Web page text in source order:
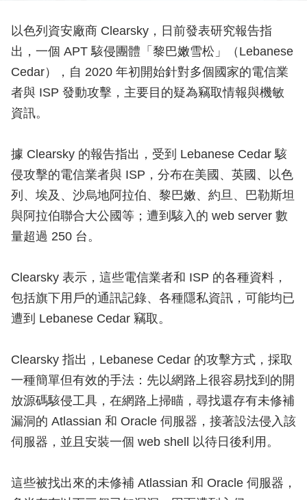
以色列資安廠商 Clearsky，日前發表研究報告指
出，一個 APT 駭侵團體「黎巴嫩雪松」（Lebanese
Cedar），自 2020 年初開始針對多個國家的電信業
者與 ISP 發動攻擊，主要目的疑為竊取情報與機敏
資訊。
據 Clearsky 的報告指出，受到 Lebanese Cedar 駭
侵攻擊的電信業者與 ISP，分布在美國、英國、以色
列、埃及、沙烏地阿拉伯、黎巴嫩、約旦、巴勒斯坦
與阿拉伯聯合大公國等；遭到駭入的 web server 數
量超過 250 台。
Clearsky 表示，這些電信業者和 ISP 的各種資料，
包括旗下用戶的通訊記錄、各種隱私資訊，可能均已
遭到 Lebanese Cedar 竊取。
Clearsky 指出，Lebanese Cedar 的攻擊方式，採取
一種簡單但有效的手法：先以網路上很容易找到的開
放源碼駭侵工具，在網路上掃瞄，尋找還存有未修補
漏洞的 Atlassian 和 Oracle 伺服器，接著設法侵入該
伺服器，並且安裝一個 web shell 以待日後利用。
這些被找出來的未修補 Atlassian 和 Oracle 伺服器，